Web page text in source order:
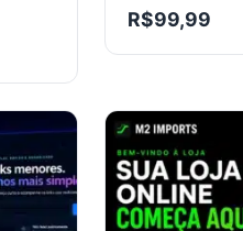
Google Maps
R$99,99